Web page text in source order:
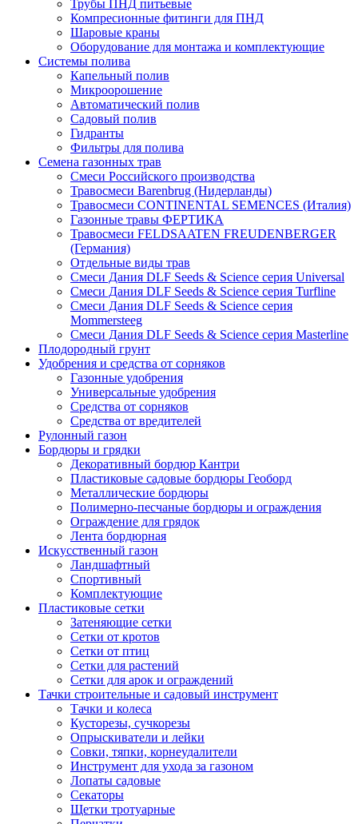
Трубы ПНД питьевые
Компресионные фитинги для ПНД
Шаровые краны
Оборудование для монтажа и комплектующие
Системы полива
Капельный полив
Микроорошение
Автоматический полив
Садовый полив
Гидранты
Фильтры для полива
Семена газонных трав
Смеси Российского производства
Травосмеси Barenbrug (Нидерланды)
Травосмеси CONTINENTAL SEMENCES (Италия)
Газонные травы ФЕРТИКА
Травосмеси FELDSAATEN FREUDENBERGER
(Германия)
Отдельные виды трав
Смеси Дания DLF Seeds & Sciеnce серия Universal
Смеси Дания DLF Seeds & Sciеnce серия Turfline
Смеси Дания DLF Seeds & Sciеnce серия
Mommersteeg
Смеси Дания DLF Seeds & Sciеnce серия Masterline
Плодородный грунт
Удобрения и средства от сорняков
Газонные удобрения
Универсальные удобрения
Средства от сорняков
Средства от вредителей
Рулонный газон
Бордюры и грядки
Декоративный бордюр Кантри
Пластиковые садовые бордюры Геоборд
Металлические бордюры
Полимерно-песчаные бордюры и ограждения
Ограждение для грядок
Лента бордюрная
Искусственный газон
Ландшафтный
Спортивный
Комплектующие
Пластиковые сетки
Затеняющие сетки
Сетки от кротов
Сетки от птиц
Сетки для растений
Сетки для арок и ограждений
Тачки строительные и садовый инструмент
Тачки и колеса
Кусторезы, сучкорезы
Опрыскиватели и лейки
Совки, тяпки, корнеудалители
Инструмент для ухода за газоном
Лопаты садовые
Секаторы
Щетки тротуарные